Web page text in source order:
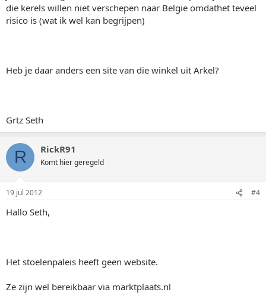
die kerels willen niet verschepen naar Belgie omdathet teveel
risico is (wat ik wel kan begrijpen)
Heb je daar anders een site van die winkel uit Arkel?
Grtz Seth
R RickR91
Komt hier geregeld
19 jul 2012 #4
Hallo Seth,
Het stoelenpaleis heeft geen website.
Ze zijn wel bereikbaar via marktplaats.nl